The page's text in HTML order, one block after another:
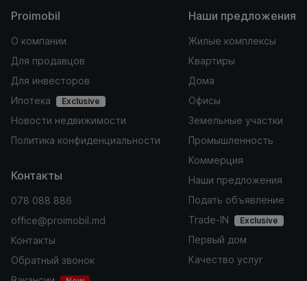
Proimobil
О компании
Для продавцов
Для инвесторов
Ипотека
Exclusive
Новости недвижимости
Политика конфиденциальности
Наши предложения
Жилые комплексы
Квартиры
Дома
Офисы
Земельные участки
Промышленность
Коммерция
Наши предложения
Подать объявление
Trade-IN
Exclusive
Первый дом
Качество услуг
Контакты
078 088 886
office@proimobil.md
Контакты
Обратный звонок